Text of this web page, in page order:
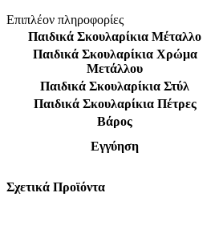
Επιπλέον πληροφορίες
Παιδικά Σκουλαρίκια Μέταλλο
Παιδικά Σκουλαρίκια Χρώμα
Μετάλλου
Παιδικά Σκουλαρίκια Στύλ
Παιδικά Σκουλαρίκια Πέτρες
Βάρος
Εγγύηση
Σχετικά Προϊόντα